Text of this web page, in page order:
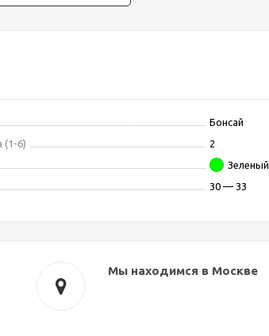
Бонсай
(1-6)
2
Зеленый
30 — 33
Мы находимся в Москве